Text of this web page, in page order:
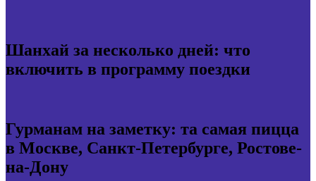
Шанхай за несколько дней: что
включить в программу поездки
Гурманам на заметку: та самая пицца
в Москве, Санкт-Петербурге, Ростове-
на-Дону